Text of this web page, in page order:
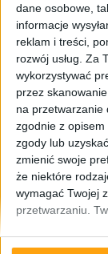
dane osobowe,
informacje
reklam i treści,
rozwój usług. Za
wykorzystywać
przez
na przetwarzanie
zgodnie z
zgody lub
zmienić swoje
że niektóre
wymagać Twojej
przetwarzaniu.
Blog